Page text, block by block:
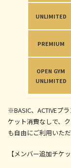
UNLIMITED
PREMIUM
OPEN GYM
UNLIMITED
※BASIC、ACTIVEプ
ケット消費なしで、
も自由にご利用いただ
【メンバー追加チケ